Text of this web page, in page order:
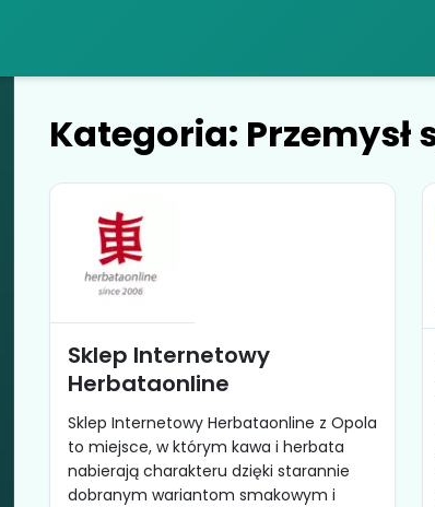
Kategoria: Przemysł
Sklep Internetowy
Herbataonline
Sklep Internetowy Herbataonline z Opola
to miejsce, w którym kawa i herbata
nabierają charakteru dzięki starannie
dobranym wariantom smakowym i